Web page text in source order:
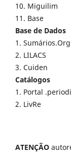
10. Miguilim
11. Base
Base de Dados
1. Sumários.Org
2. LILACS
3. Cuiden
Catálogos
1. Portal
2. LivRe
ATENÇÃO